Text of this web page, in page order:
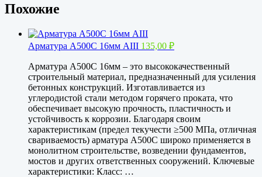
Похожие
Арматура А500С 16мм АIII 135,00 ₽
Арматура А500С 16мм – это высококачественный
строительный материал, предназначенный для усиления
бетонных конструкций. Изготавливается из
углеродистой стали методом горячего проката, что
обеспечивает высокую прочность, пластичность и
устойчивость к коррозии. Благодаря своим
характеристикам (предел текучести ≥500 МПа, отличная
свариваемость) арматура А500С широко применяется в
монолитном строительстве, возведении фундаментов,
мостов и других ответственных сооружений. Ключевые
характеристики: Класс: …